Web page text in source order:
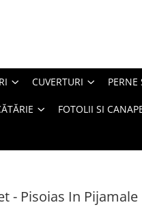
CUVERTURI PERNE
FOTOLII SI
- Pisoias In Pijamale